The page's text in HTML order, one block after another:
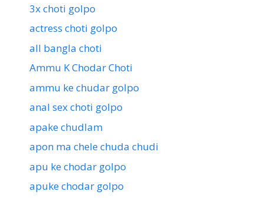
3x choti golpo
actress choti golpo
all bangla choti
Ammu K Chodar Choti
ammu ke chudar golpo
anal sex choti golpo
apake chudlam
apon ma chele chuda chudi
apu ke chodar golpo
apuke chodar golpo